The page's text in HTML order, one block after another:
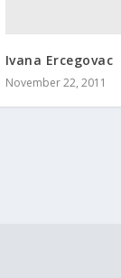
Ivana Ercegovac
November 22, 2011